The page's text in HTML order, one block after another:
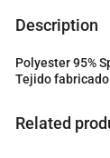
o
t
o
a
Description
Polyester 95%
Tejido
Related